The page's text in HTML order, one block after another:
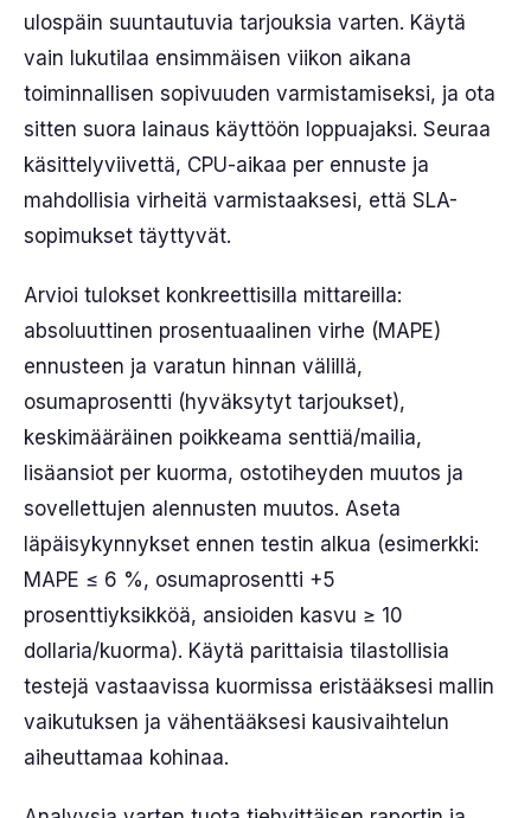
ulospäin suuntautuvia tarjouksia varten. Käytä
vain lukutilaa ensimmäisen viikon aikana
toiminnallisen sopivuuden varmistamiseksi, ja ota
sitten suora lainaus käyttöön loppuajaksi. Seuraa
käsittelyviivettä, CPU-aikaa per ennuste ja
mahdollisia virheitä varmistaaksesi, että SLA-
sopimukset täyttyvät.
Arvioi tulokset konkreettisilla mittareilla:
absoluuttinen prosentuaalinen virhe (MAPE)
ennusteen ja varatun hinnan välillä,
osumaprosentti (hyväksytyt tarjoukset),
keskimääräinen poikkeama senttiä/mailia,
lisäansiot per kuorma, ostotiheyden muutos ja
sovellettujen alennusten muutos. Aseta
läpäisykynnykset ennen testin alkua (esimerkki:
MAPE ≤ 6 %, osumaprosentti +5
prosenttiyksikköä, ansioiden kasvu ≥ 10
dollaria/kuorma). Käytä parittaisia tilastollisia
testejä vastaavissa kuormissa eristääksesi mallin
vaikutuksen ja vähentääksesi kausivaihtelun
aiheuttamaa kohinaa.